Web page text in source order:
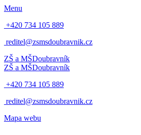
Menu
+420 734 105 889
reditel@zsmsdoubravnik.cz
ZŠ a MŠDoubravník
ZŠ a MŠDoubravník
+420 734 105 889
reditel@zsmsdoubravnik.cz
Mapa webu